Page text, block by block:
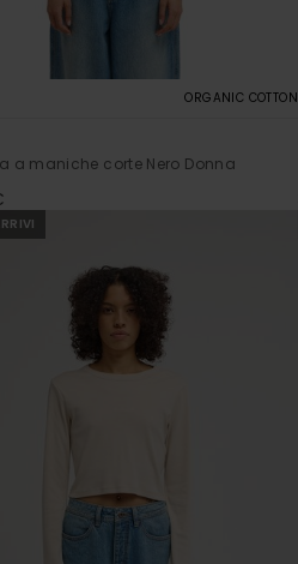
ORGANIC COTTON
a maniche corte Nero Donna